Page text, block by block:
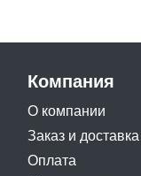
Компания
О компании
Заказ и доставка
Оплата